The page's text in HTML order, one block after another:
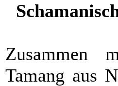
Zusammen
Tamang aus